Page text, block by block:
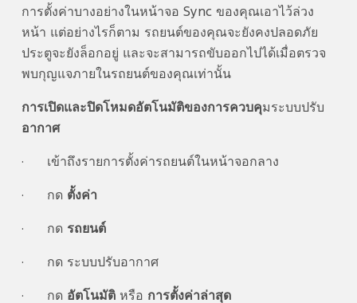
การตั้งค่าบางอย่างในหน้าจอ Sync ของคุณเอาไว้ล่วง
หน้า แต่อย่างไรก็ตาม รถยนต์ของคุณจะยังคงปลอดภัย
ประตูจะยังล็อกอยู่ และจะสามารถขับออกไปได้เมื่อตรวจ
พบกุญแจภายในรถยนต์ของคุณเท่านั้น
การเปิดและปิดโหมดอัตโนมัติของการควบคุมระบบปรับ
อากาศ
· เข้าถึงรายการตั้งค่ารถยนต์ในหน้าจอกลาง
· กด ตั้งค่า
· กด รถยนต์
· กด ระบบปรับอากาศ
· กด อัตโนมัติหรือ การตั้งค่าล่าสุด